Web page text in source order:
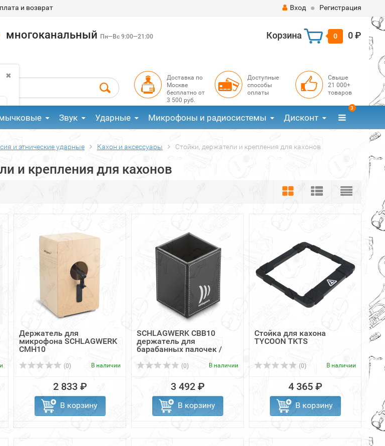
и возврат Вход Регистрация
многоканальный Пн—Вс 9:00—21:00
✖
Корзина 0 0 ₽
Доставка по
Москве
бесплатно от
3 500 руб.
Доступные
способы
оплаты
Свыше
21 000+
товаров
Звук Ударные Микрофоны и радиосистемы Дисконт
3
и этнические ударные Кахон и аксессуары Стойки, держатели и крепления для кахонов
и крепления для кахонов
Держатель для
микрофона SCHLAGWERK
CMH10
(0) В наличии
2 833 ₽
В корзину
SCHLAGWERK CBB10
держатель для
барабанных палочек /
(0) В наличии
3 492 ₽
В корзину
Стойка для кахона
TYCOON TKTS
(0) В наличии
4 365 ₽
В корзину